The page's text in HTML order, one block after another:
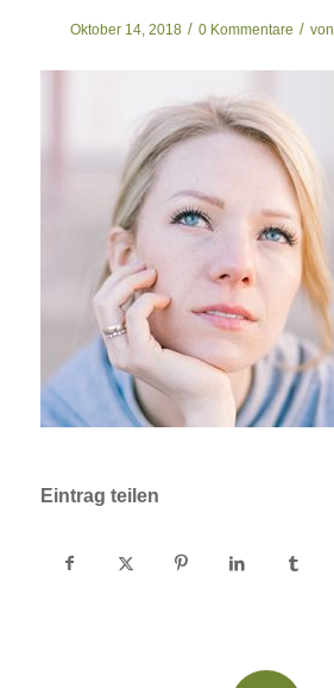
Oktober 14, 2018 / 0 Kommentare / von
Eintrag teilen